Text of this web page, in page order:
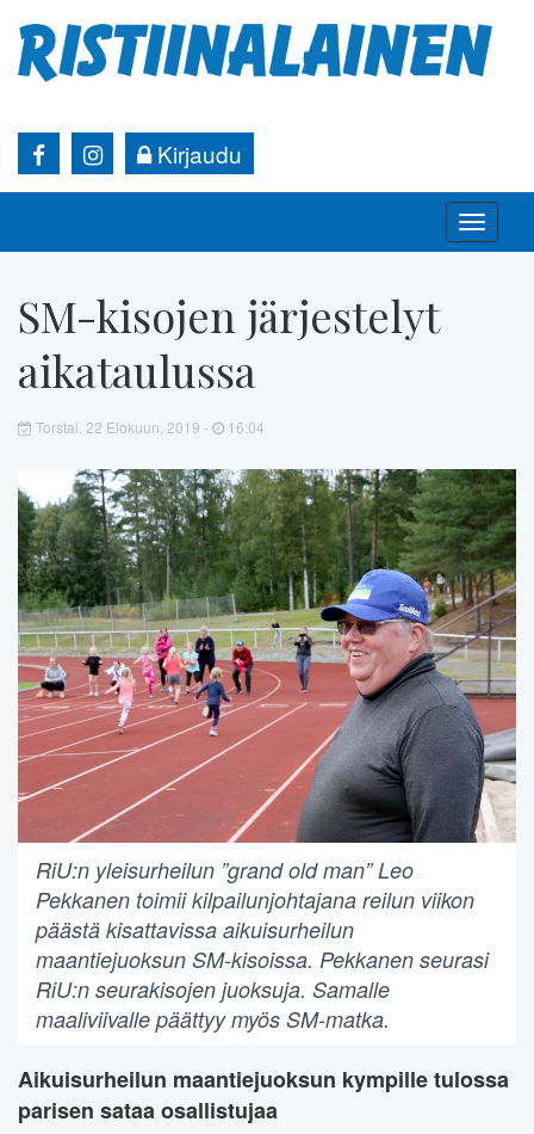
Kirjaudu
Toggle
SM-kisojen järjestelyt
aikataulussa
Torstai, 22 Elokuun, 2019 - 16:04
RiU:n yleisurheilun ”grand old man” Leo
Pekkanen toimii kilpailunjohtajana reilun viikon
päästä kisattavissa aikuisurheilun
maantiejuoksun SM-kisoissa. Pekkanen seurasi
RiU:n seurakisojen juoksuja. Samalle
maaliviivalle päättyy myös SM-matka.
Aikuisurheilun maantiejuoksun kympille tulossa
parisen sataa osallistujaa